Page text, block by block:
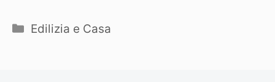
Categorie
Edilizia e Casa